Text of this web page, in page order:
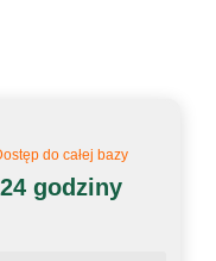
do całej bazy
24 godziny